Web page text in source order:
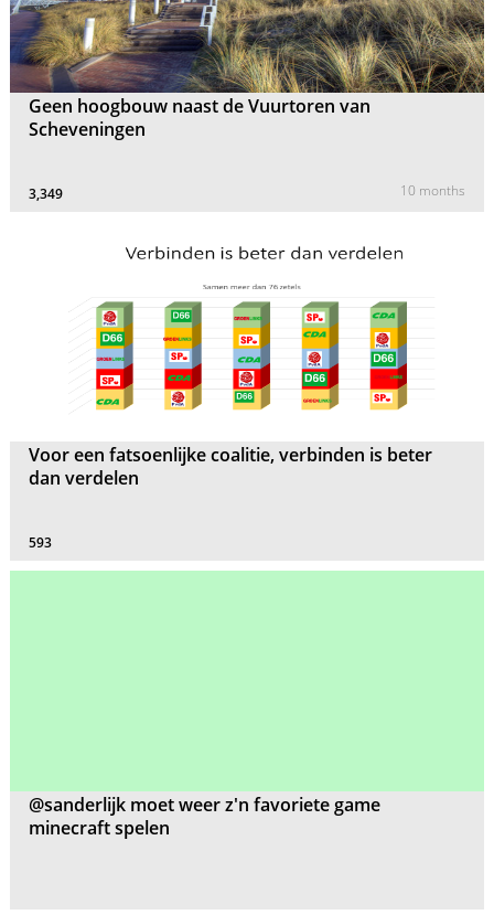
Geen hoogbouw naast de Vuurtoren van
Scheveningen
3,349 10 months
Voor een fatsoenlijke coalitie, verbinden is beter
dan verdelen
593
@sanderlijk moet weer z'n favoriete game
minecraft spelen